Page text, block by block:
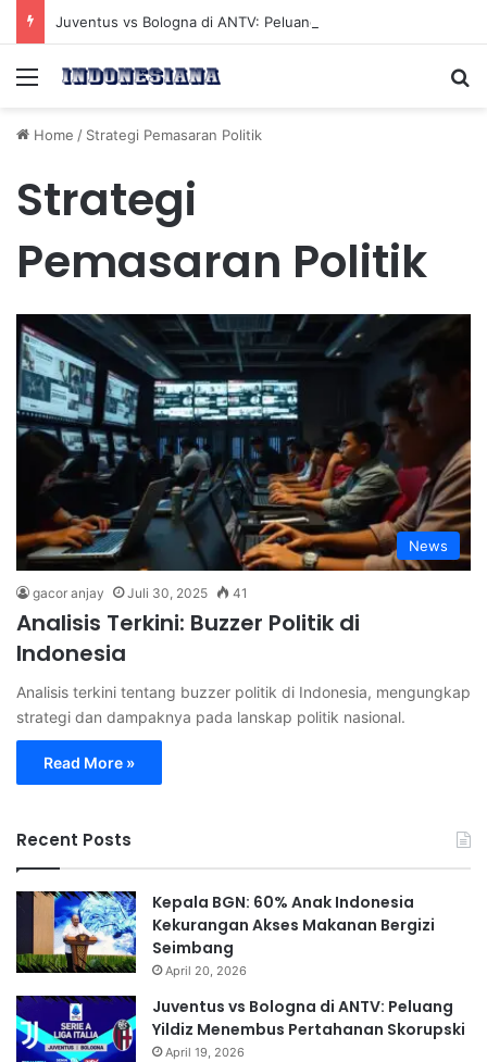
Menu
Home / Strategi Pemasaran Politik
Strategi
Pemasaran Politik
News
gacor anjay Juli 30, 2025 41
Analisis Terkini: Buzzer Politik di
Indonesia
Analisis terkini tentang buzzer politik di Indonesia, mengungkap
strategi dan dampaknya pada lanskap politik nasional.
Read More »
Recent Posts
Kepala BGN: 60% Anak Indonesia
Kekurangan Akses Makanan Bergizi
Seimbang
April 20, 2026
Juventus vs Bologna di ANTV: Peluang
Yildiz Menembus Pertahanan Skorupski
April 19, 2026